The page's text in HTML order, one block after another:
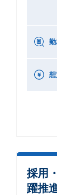
採用
躍推